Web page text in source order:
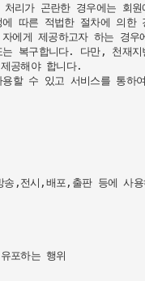
가 곤란한 경우에는 회
따른 적법한 절차에 의한
게 제공하고자 하는 경우
복구합니다. 다만, 천재
공해야 합니다.
수 있고 서비스를
,전시,배포,출판 등에 사용
포하는 행위